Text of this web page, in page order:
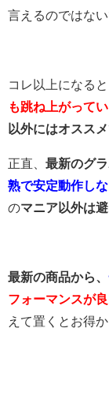
言えるのではない
コレ以上になる
も跳ね上がってい
以外にはオスス
正直、 最新のグ
熟で安定動作し
のマニア以外は
最新の商品から、
フォーマンスが
えて置くとお得